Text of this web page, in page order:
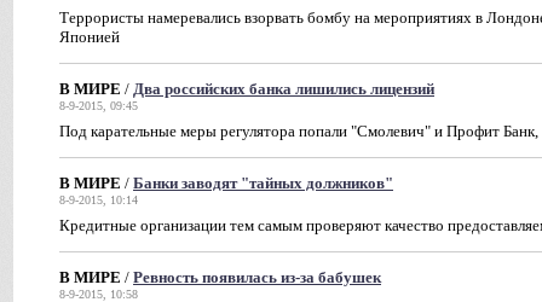
Террористы намеревались взорвать бомбу на мероприятиях в
Японией
В МИРЕ / Два российских банка лишились лицензий
8-9-2015, 09:45
Под карательные меры регулятора попали "Смолевич" и Профит
В МИРЕ / Банки заводят "тайных должников"
8-9-2015, 10:14
Кредитные организации тем самым проверяют качество
В МИРЕ / Ревность появилась из-за бабушек
8-9-2015, 10:58